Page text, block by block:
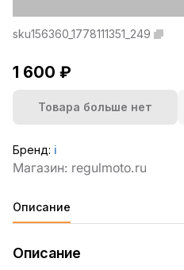
sku156360_1778111351_249
1 600 ₽
Товара больше нет
Бренд: ℹ️
Описание
Описание